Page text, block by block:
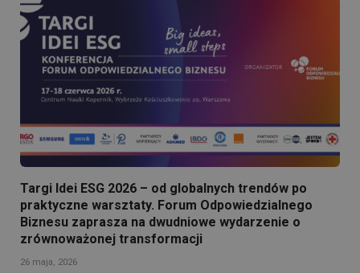
Targi Idei ESG 2026 – od globalnych trendów po
praktyczne warsztaty. Forum Odpowiedzialnego
Biznesu zaprasza na dwudniowe wydarzenie o
zrównoważonej transformacji
26 maja, 2026